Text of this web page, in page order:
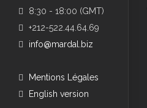
8:30 - 18:00 (GMT)
+212-522.44.64.69
info@mardal.biz
Mentions Légales
English version